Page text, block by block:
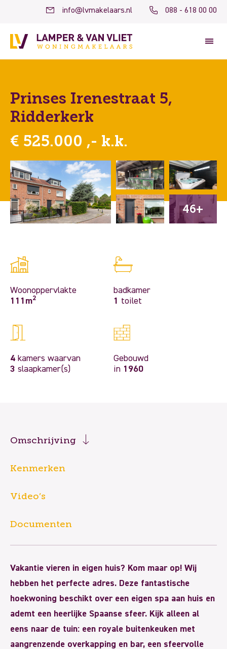
info@lvmakelaars.nl 088 - 618 00 00
Prinses Irenestraat 5,
Ridderkerk
€ 525.000 ,- k.k.
46+
Woonoppervlakte
111m2
badkamer
1
toilet
4 kamers waarvan
3 slaapkamer(s)
Gebouwd
in 1960
Omschrijving
Kenmerken
Video’s
Documenten
Vakantie vieren in eigen huis? Kom maar op! Wij
hebben het perfecte adres. Deze fantastische
hoekwoning beschikt over een eigen spa aan huis en
ademt een heerlijke Spaanse sfeer. Kijk alleen al
eens naar de tuin: een royale buitenkeuken met
aangrenzende overkapping en bar, een sfeervolle